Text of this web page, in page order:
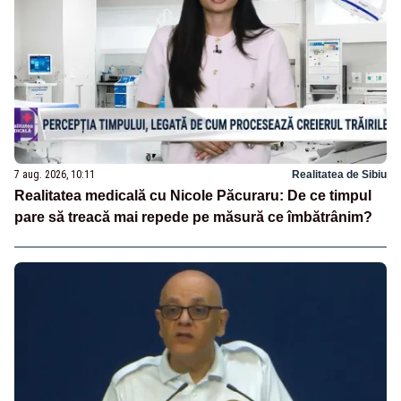
7 aug. 2026, 10:11 Realitatea de Sibiu
Realitatea medicală cu Nicole Păcuraru: De ce timpul
pare să treacă mai repede pe măsură ce îmbătrânim?